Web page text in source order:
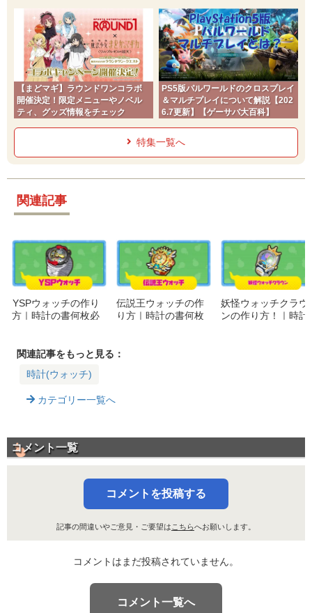
チ】
【まどマギ】ラウンドワンコラボ
開催決定！限定メニューやノベル
ティ、グッズ情報をチェック
PS5版パルワールドのクロスプレイ
＆マルチプレイについて解説【202
6.7更新】【ゲーサバ大百科】
特集一覧へ
関連記事
YSPウォッチの作り
方｜時計の書何枚必
伝説王ウォッチの作
り方｜時計の書何枚
妖怪ウォッチクラウ
ンの作り方！｜時計
関連記事をもっと見る：
時計(ウォッチ)
カテゴリー一覧へ
コメント一覧
コメントを投稿する
記事の間違いやご意見・ご要望は こちらへお願いします。
コメントはまだ投稿されていません。
コメント一覧へ